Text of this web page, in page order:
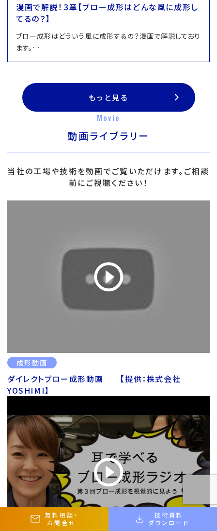
漫画で解説！３章【ブロー成形はどんな風に成形し
てるの？】
ブロー成形はどういう風に成形するの？漫画で解説しており
ます。…
もっと見る
Movie
動画ライブラリー
当社の工場や技術を動画でご覧いただけます。ご相談
前にご視聴ください！
成形動画
ダイレクトブロー成形動画 【提供：株式会社
YOSHIMI】
無料相談 ・
お問合せ
技術資料
ダウンロード